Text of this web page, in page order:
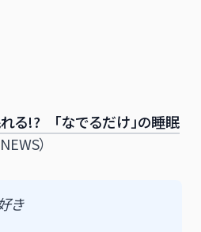
る!? 「なでるだけ」の睡眠
）
き